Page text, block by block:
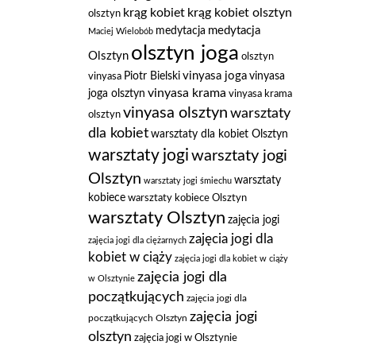
olsztyn krąg kobiet krąg kobiet olsztyn
Maciej Wielobób medytacja medytacja
Olsztyn olsztyn joga olsztyn
vinyasa Piotr Bielski vinyasa joga vinyasa
joga olsztyn vinyasa krama vinyasa krama
olsztyn vinyasa olsztyn warsztaty
dla kobiet warsztaty dla kobiet Olsztyn
warsztaty jogi warsztaty jogi
Olsztyn warsztaty jogi śmiechu warsztaty
kobiece warsztaty kobiece Olsztyn
warsztaty Olsztyn zajęcia jogi
zajęcia jogi dla ciężarnych zajęcia jogi dla
kobiet w ciąży zajęcia jogi dla kobiet w ciąży
w Olsztynie zajęcia jogi dla
początkujących zajęcia jogi dla
początkujących Olsztyn zajęcia jogi
olsztyn zajęcia jogi w Olsztynie